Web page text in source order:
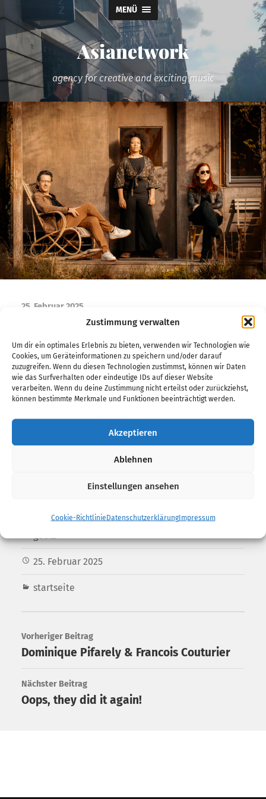
Zustimmung verwalten
Um dir ein optimales Erlebnis zu bieten, verwenden wir Technologien wie
Cookies, um Geräteinformationen zu speichern und/oder darauf
zuzugreifen. Wenn du diesen Technologien zustimmst, können wir Daten
wie das Surfverhalten oder eindeutige IDs auf dieser Website
verarbeiten. Wenn du deine Zustimmung nicht erteilst oder zurückziehst,
können bestimmte Merkmale und Funktionen beeinträchtigt werden.
Akzeptieren
Ablehnen
Einstellungen ansehen
Cookie-RichtlinieDatenschutzerklärungImpressum
MENÜ
Asianetwork
agency for creative and exciting music
25. Februar 2025
Lotus Flower Trio
Das Lotus Flower Trio hat gerade erfolgreich
seine erste Tournee abgeschlossen! Publikum und
Veranstalter waren gleichermaßen begeistert. Es
2025, Termine 2026 in Vorbereitung
goetz
25. Februar 2025
startseite
Vorheriger Beitrag
Dominique Pifarely & Francois Couturier
Nächster Beitrag
Oops, they did it again!